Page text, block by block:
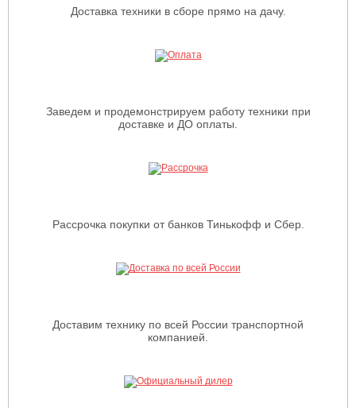
Доставка техники в сборе прямо на дачу.
Заведем и продемонстрируем работу техники при
доставке и ДО оплаты.
Рассрочка покупки от банков Тинькофф и Сбер.
Доставим технику по всей России транспортной
компанией.